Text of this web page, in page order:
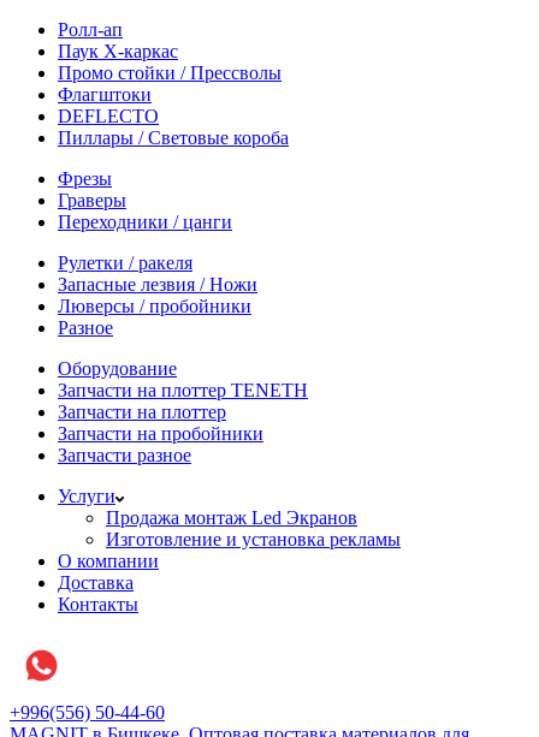
Ролл-ап
Паук X-каркас
Промо стойки / Прессволы
Флагштоки
DEFLECTO
Пиллары / Световые короба
Фрезы
Граверы
Переходники / цанги
Рулетки / ракеля
Запасные лезвия / Ножи
Люверсы / пробойники
Разное
Оборудование
Запчасти на плоттер TENETH
Запчасти на плоттер
Запчасти на пробойники
Запчасти разное
Услуги
Продажа монтаж Led Экранов
Изготовление и установка рекламы
О компании
Доставка
Контакты
+996(556) 50-44-60